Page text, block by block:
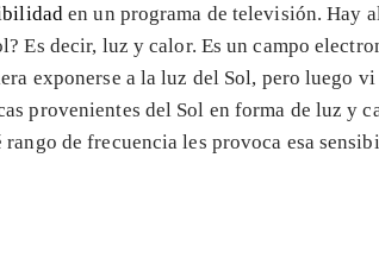
en un programa de televisión. Hay
Es decir, luz y calor. Es un campo
exponerse a la luz del Sol, pero luego
provenientes del Sol en forma de luz y
de frecuencia les provoca esa